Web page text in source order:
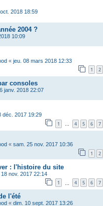
2018 18:59
2004 ?
10:09
« jeu. 08 mars 2018 12:33
1 2
consoles
janv. 2018 22:07
déc. 2017 19:29
1 … 4 5 6 7
« sam. 25 nov. 2017 10:36
1 2
: l'histoire du site
nov. 2017 22:14
1 4 5 6 7
l'été
« dim. 10 sept. 2017 13:26